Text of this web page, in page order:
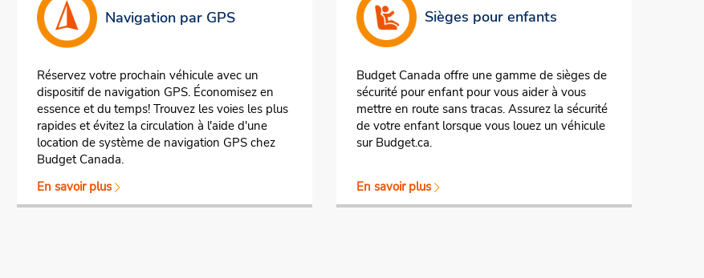
Navigation par GPS
Réservez votre prochain véhicule avec un
dispositif de navigation GPS. Économisez en
essence et du temps! Trouvez les voies les plus
rapides et évitez la circulation à l'aide d'une
location de système de navigation GPS chez
Budget Canada.
En savoir plus
Sièges pour enfants
Budget Canada offre une gamme de sièges de
sécurité pour enfant pour vous aider à vous
mettre en route sans tracas. Assurez la sécurité
de votre enfant lorsque vous louez un véhicule
sur Budget.ca.
En savoir plus